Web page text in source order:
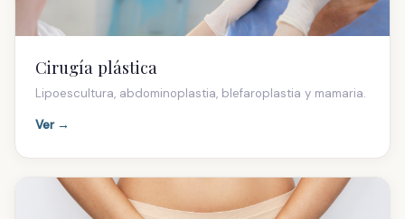
Cirugía plástica
Lipoescultura, abdominoplastia, blefaroplastia y mamaria.
Ver →